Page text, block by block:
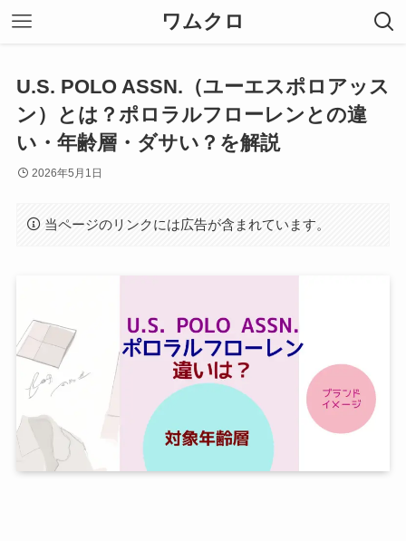
ワムクロ
U.S. POLO ASSN.（ユーエスポロアッス
ン）とは？ポロラルフローレンとの違
い・年齢層・ダサい？を解説
2026年5月1日
当ページのリンクには広告が含まれています。